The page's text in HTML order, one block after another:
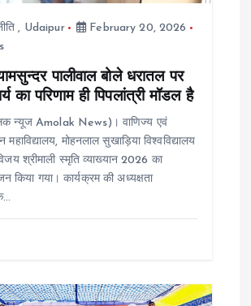
, Udaipur
February 20, 2026
पालीवाल बोले धरातल पर
का परिणाम ही पिपलांत्री मॉडल है
न्यूज Amolak News)। वाणिज्य एवं
मोहनलाल सुखाड़िया विश्वविद्यालय
श्रीमाली स्मृति व्याख्यान 2026 का
किया गया। कार्यक्रम की अध्यक्षता